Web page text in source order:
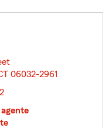
06032-2961